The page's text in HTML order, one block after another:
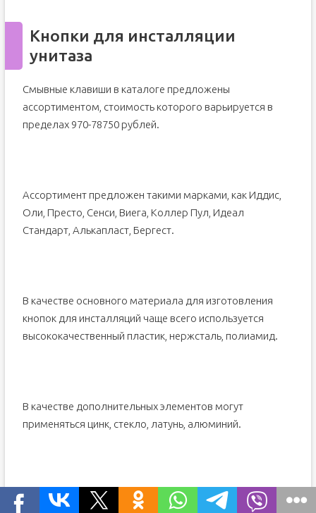
Кнопки для инсталляции
унитаза
Смывные клавиши в каталоге предложены
ассортиментом, стоимость которого варьируется в
пределах 970-78750 рублей.
Ассортимент предложен такими марками, как Иддис,
Оли, Престо, Сенси, Виега, Коллер Пул, Идеал
Стандарт, Алькапласт, Бергест.
В качестве основного материала для изготовления
кнопок для инсталляций чаще всего используется
высококачественный пластик, нержсталь, полиамид.
В качестве дополнительных элементов могут
применяться цинк, стекло, латунь, алюминий.
Преобладающая цветовая гамма изделий – белая,